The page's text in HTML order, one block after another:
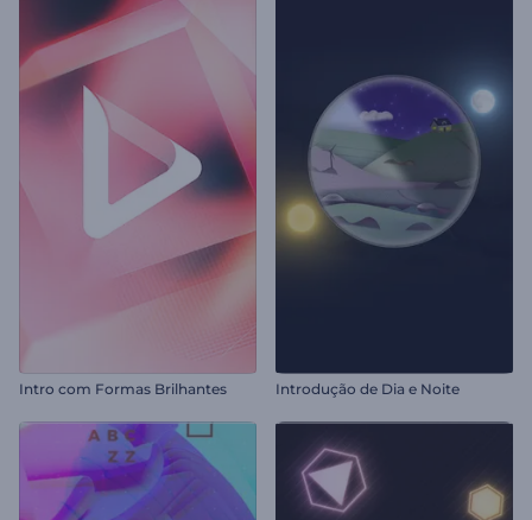
Intro com Formas Brilhantes Introdução de Dia e Noite